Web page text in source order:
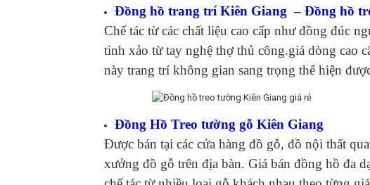
Đồng hồ trang trí Kiên Giang – Đồng hồ
Chế tác từ các chất liệu cao cấp như đồng đúc
tinh xảo từ tay nghệ thợ thủ công.giá dòng cao
này trang trí không gian sang trọng thể hiện
Đồng Hồ Treo tường gỗ Kiên Giang
Được bán tại các cửa hàng đồ gỗ, đồ nội thất
xưởng đồ gỗ trên địa bàn. Giá bán đồng hồ đa